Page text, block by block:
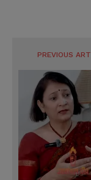
PREVIOUS